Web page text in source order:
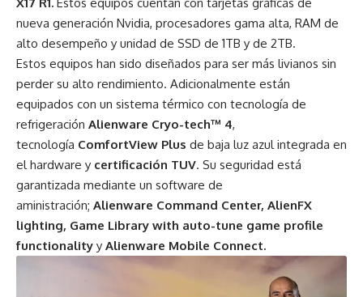
X17 R1. Estos equipos cuentan con tarjetas gráficas de
nueva generación Nvidia, procesadores gama alta, RAM de
alto desempeño y unidad de SSD de 1TB y de 2TB.
Estos equipos han sido diseñados para ser más livianos sin
perder su alto rendimiento. Adicionalmente están
equipados con un sistema térmico con tecnología de
refrigeración Alienware Cryo-tech™ 4,
tecnología ComfortView Plus de baja luz azul integrada en
el hardware y certificación TUV. Su seguridad está
garantizada mediante un software de
aministración; Alienware Command Center, AlienFX
lighting, Game Library with auto-tune game profile
functionality y Alienware Mobile Connect.